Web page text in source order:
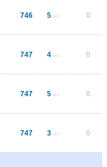
746 5 м/с 0
747 4 м/с 0
747 5 м/с 0
747 3 м/с 0